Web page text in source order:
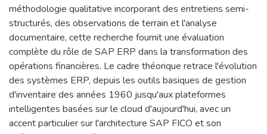
méthodologie qualitative incorporant des entretiens semi-
structurés, des observations de terrain et l'analyse
documentaire, cette recherche fournit une évaluation
complète du rôle de SAP ERP dans la transformation des
opérations financières. Le cadre théorique retrace l'évolution
des systèmes ERP, depuis les outils basiques de gestion
d'inventaire des années 1960 jusqu'aux plateformes
intelligentes basées sur le cloud d'aujourd'hui, avec un
accent particulier sur l'architecture SAP FICO et son